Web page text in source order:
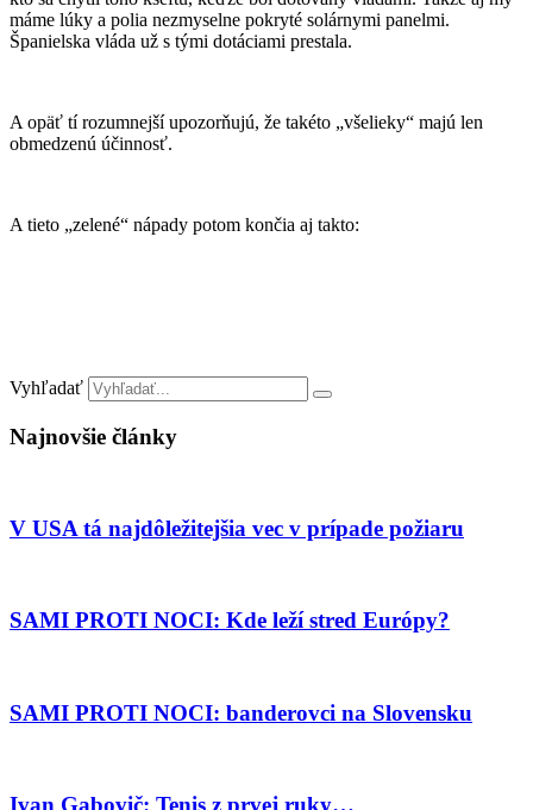
máme lúky a polia nezmyselne pokryté solárnymi panelmi.
Španielska vláda už s tými dotáciami prestala.
A opäť tí rozumnejší upozorňujú, že takéto „všelieky“ majú len
obmedzenú účinnosť.
A tieto „zelené“ nápady potom končia aj takto:
Vyhľadať
Najnovšie články
V USA tá najdôležitejšia vec v prípade požiaru
SAMI PROTI NOCI: Kde leží stred Európy?
SAMI PROTI NOCI: banderovci na Slovensku
Ivan Gabovič: Tenis z prvej ruky…